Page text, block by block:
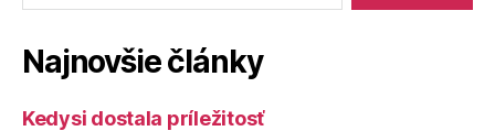
Najnovšie články
Kedysi dostala príležitosť